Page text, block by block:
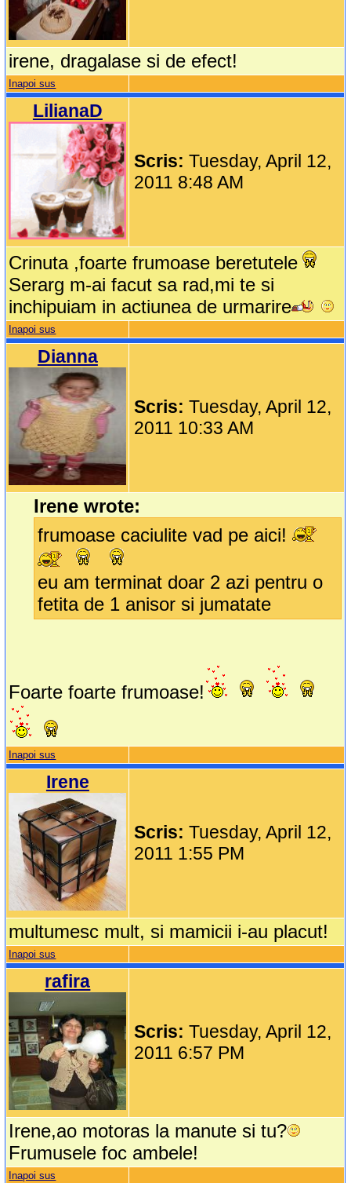
irene, dragalase si de efect!
Inapoi sus
LilianaD
Scris:Tuesday, April 12,
2011 8:48 AM
Crinuta ,foarte frumoase beretutele
Serarg m-ai facut sa rad,mi te si
inchipuiam in actiunea de urmarire
Inapoi sus
Dianna
Scris:Tuesday, April 12,
2011 10:33 AM
Irene wrote:
frumoase caciulite vad pe aici!
eu am terminat doar 2 azi pentru o
fetita de 1 anisor si jumatate
Foarte foarte frumoase!
Inapoi sus
Irene
Scris:Tuesday, April 12,
2011 1:55 PM
multumesc mult, si mamicii i-au placut!
Inapoi sus
rafira
Scris:Tuesday, April 12,
2011 6:57 PM
Irene,ao motoras la manute si tu?
Frumusele foc ambele!
Inapoi sus